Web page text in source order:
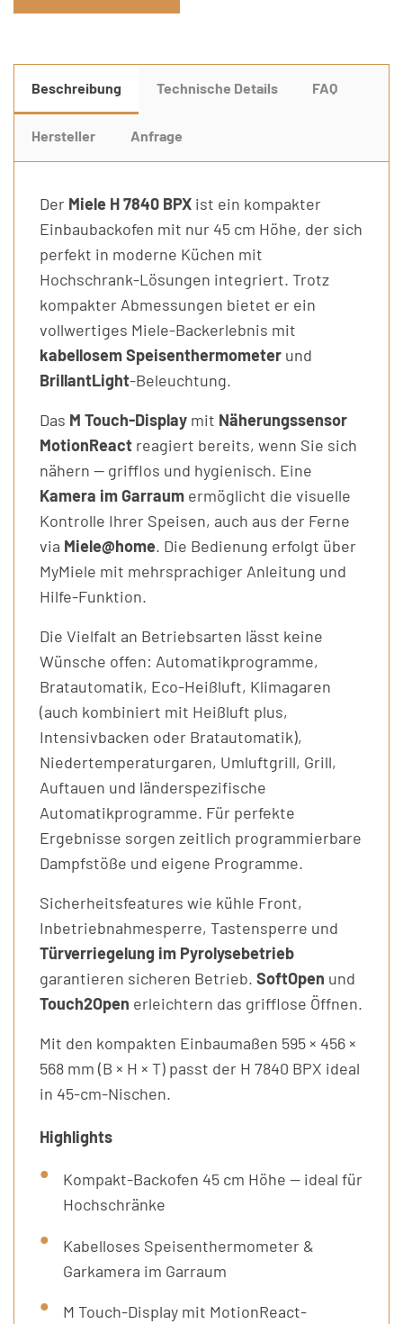
Beschreibung Technische Details FAQ
Hersteller Anfrage
Der Miele H 7840 BPX ist ein kompakter
Einbaubackofen mit nur 45 cm Höhe, der sich
perfekt in moderne Küchen mit
Hochschrank-Lösungen integriert. Trotz
kompakter Abmessungen bietet er ein
vollwertiges Miele-Backerlebnis mit
kabellosem Speisenthermometer und
BrillantLight-Beleuchtung.
Das M Touch-Display mit Näherungssensor
MotionReact reagiert bereits, wenn Sie sich
nähern — grifflos und hygienisch. Eine
Kamera im Garraum ermöglicht die visuelle
Kontrolle Ihrer Speisen, auch aus der Ferne
via Miele@home. Die Bedienung erfolgt über
MyMiele mit mehrsprachiger Anleitung und
Hilfe-Funktion.
Die Vielfalt an Betriebsarten lässt keine
Wünsche offen: Automatikprogramme,
Bratautomatik, Eco-Heißluft, Klimagaren
(auch kombiniert mit Heißluft plus,
Intensivbacken oder Bratautomatik),
Niedertemperaturgaren, Umluftgrill, Grill,
Auftauen und länderspezifische
Automatikprogramme. Für perfekte
Ergebnisse sorgen zeitlich programmierbare
Dampfstöße und eigene Programme.
Sicherheitsfeatures wie kühle Front,
Inbetriebnahmesperre, Tastensperre und
Türverriegelung im Pyrolysebetrieb
garantieren sicheren Betrieb. SoftOpen und
Touch2Open erleichtern das grifflose Öffnen.
Mit den kompakten Einbaumaßen 595 × 456 ×
568 mm (B × H × T) passt der H 7840 BPX ideal
in 45-cm-Nischen.
Highlights
Kompakt-Backofen 45 cm Höhe — ideal für
Hochschränke
Kabelloses Speisenthermometer &
Garkamera im Garraum
M Touch-Display mit MotionReact-